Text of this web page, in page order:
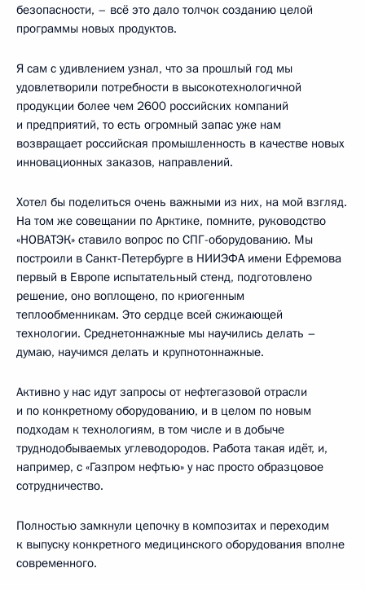
безопасности, – всё это дало толчок созданию целой
программы новых продуктов.
Я сам с удивлением узнал, что за прошлый год мы
удовлетворили потребности в высокотехнологичной
продукции более чем 2600 российских компаний
и предприятий, то есть огромный запас уже нам
возвращает российская промышленность в качестве новых
инновационных заказов, направлений.
Хотел бы поделиться очень важными из них, на мой взгляд.
На том же совещании по Арктике, помните, руководство
«НОВАТЭК» ставило вопрос по СПГ-оборудованию. Мы
построили в Санкт-Петербурге в НИИЭФА имени Ефремова
первый в Европе испытательный стенд, подготовлено
решение, оно воплощено, по криогенным
теплообменникам. Это сердце всей сжижающей
технологии. Среднетоннажные мы научились делать –
думаю, научимся делать и крупнотоннажные.
Активно у нас идут запросы от нефтегазовой отрасли
и по конкретному оборудованию, и в целом по новым
подходам к технологиям, в том числе и в добыче
труднодобываемых углеводородов. Работа такая идёт, и,
например, с «Газпром нефтью» у нас просто образцовое
сотрудничество.
Полностью замкнули цепочку в композитах и переходим
к выпуску конкретного медицинского оборудования вполне
современного.